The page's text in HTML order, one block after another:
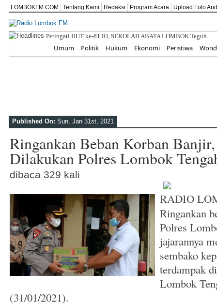
LOMBOKFM.COM Tentang Kami Redaksi Program Acara Upload Foto
Peringati HUT ke-81 RI, SEKOLAH ABATA LOMBOK
Umum Politik Hukum Ekonomi Peristiwa
Published On: Sun, Jan 31st, 2021
Ringankan Beban Korban
Dilakukan Polres Lombok
dibaca 329 kali
RADIO
Ringankan
Polres
jajarannya
sembako
terdampak
Lombok
(31/01/2021).